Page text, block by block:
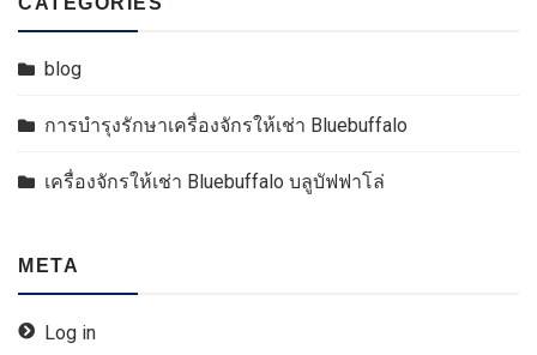
blog
การบำรุงรักษาเครื่องจักรให้เช่า Bluebuffalo
เครื่องจักรให้เช่า Bluebuffalo บลูบัฟฟาโล่
META
Log in